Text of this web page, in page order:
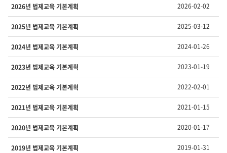
서
·
유
형
별
정
보
의
번
호,
제
목,
담
당
부
2026년 법제교육 기본계획 2026-02-02
2025년 법제교육 기본계획 2025-03-12
2024년 법제교육 기본계획 2024-01-26
2023년 법제교육 기본계획 2023-01-19
2022년 법제교육 기본계획 2022-02-01
2021년 법제교육 기본계획 2021-01-15
2020년 법제교육 기본계획 2020-01-17
2019년 법제교육 기본계획 2019-01-31